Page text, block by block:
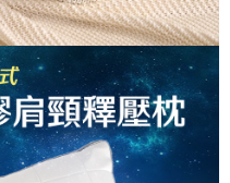
AFTEE先享後付」服務完成之交
，並將交易相關給付款項請求債
網址：
或監護人之同意方可使用
起之損失，本公司不負相關責
別帳號之用戶狀況，依本公司即
費
費